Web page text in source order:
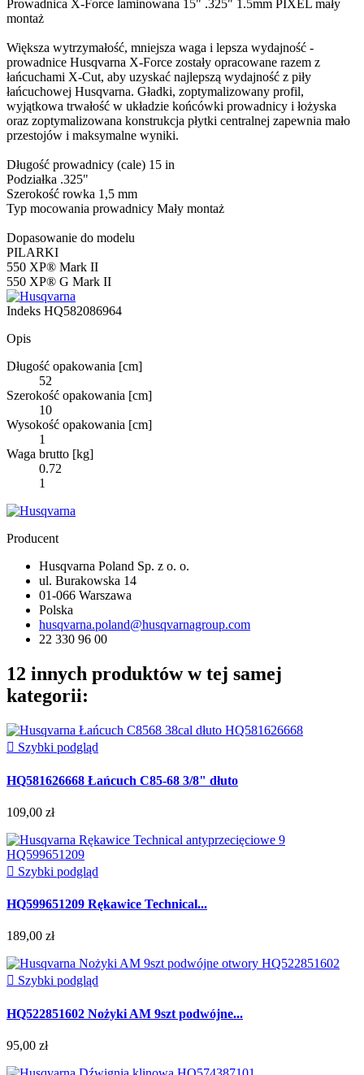
Prowadnica X-Force laminowana 15" .325" 1.5mm PIXEL mały
montaż
Większa wytrzymałość, mniejsza waga i lepsza wydajność -
prowadnice Husqvarna X-Force zostały opracowane razem z
łańcuchami X-Cut, aby uzyskać najlepszą wydajność z piły
łańcuchowej Husqvarna. Gładki, zoptymalizowany profil,
wyjątkowa trwałość w układzie końcówki prowadnicy i łożyska
oraz zoptymalizowana konstrukcja płytki centralnej zapewnia mało
przestojów i maksymalne wyniki.
Długość prowadnicy (cale) 15 in
Podziałka .325"
Szerokość rowka 1,5 mm
Typ mocowania prowadnicy Mały montaż
Dopasowanie do modelu
PILARKI
550 XP® Mark II
550 XP® G Mark II
Indeks HQ582086964
Opis
Długość opakowania [cm]
52
Szerokość opakowania [cm]
10
Wysokość opakowania [cm]
1
Waga brutto [kg]
0.72
1
Producent
Husqvarna Poland Sp. z o. o.
ul. Burakowska 14
01-066 Warszawa
Polska
husqvarna.poland@husqvarnagroup.com
22 330 96 00
12 innych produktów w tej samej
kategorii:
 Szybki podgląd
HQ581626668 Łańcuch C85-68 3/8" dłuto
109,00 zł
 Szybki podgląd
HQ599651209 Rękawice Technical...
189,00 zł
 Szybki podgląd
HQ522851602 Nożyki AM 9szt podwójne...
95,00 zł